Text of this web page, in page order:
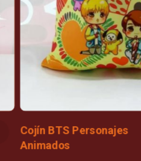
Cojín BTS Personajes
Animados